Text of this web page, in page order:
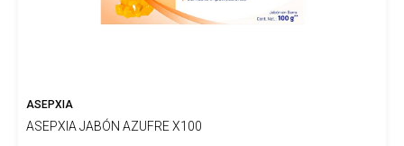
ASEPXIA
ASEPXIA JABÓN AZUFRE X100